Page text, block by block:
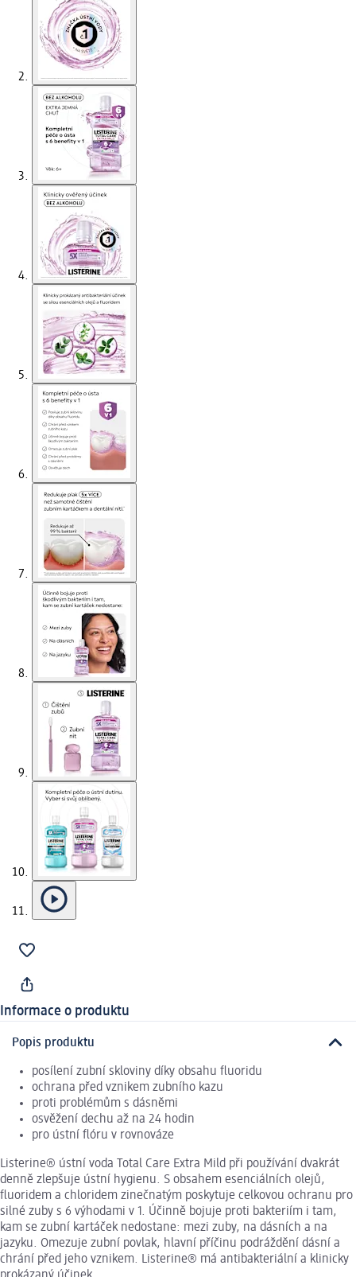
Informace o produktu
Popis produktu
posílení zubní skloviny díky obsahu fluoridu
ochrana před vznikem zubního kazu
proti problémům s dásněmi
osvěžení dechu až na 24 hodin
pro ústní flóru v rovnováze
Listerine® ústní voda Total Care Extra Mild při používání dvakrát
denně zlepšuje ústní hygienu. S obsahem esenciálních olejů,
fluoridem a chloridem zinečnatým poskytuje celkovou ochranu pro
silné zuby s 6 výhodami v 1. Účinně bojuje proti bakteriím i tam,
kam se zubní kartáček nedostane: mezi zuby, na dásních a na
jazyku. Omezuje zubní povlak, hlavní příčinu podráždění dásní a
chrání před jeho vznikem. Listerine® má antibakteriální a klinicky